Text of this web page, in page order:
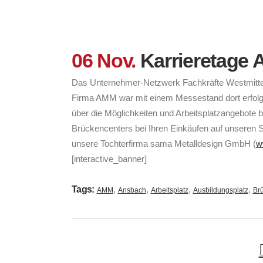
06 Nov.Karrieretage
Das Unternehmer-Netzwerk Fachkräfte
Firma AMM war mit einem Messestand dort
über die Möglichkeiten und
Brückencenters bei Ihren Einkäufen auf unseren
unsere Tochterfirma sama Metalldesign GmbH (
[interactive_banner]
Tags: AMM , Ansbach, Arbeitsplatz, Ausbildungsplatz,